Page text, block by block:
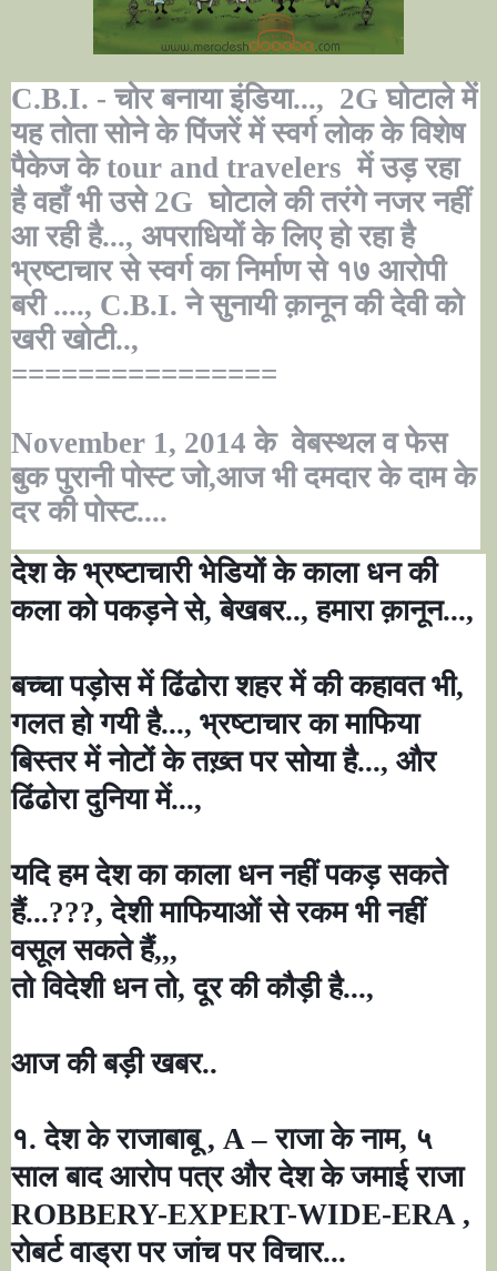
C.B.I. - चोर बनाया इंडिया..., 2G घोटाले में
यह तोता सोने के पिंजरें में स्वर्ग लोक के विशेष
पैकेज केtour and travelers में उड़ रहा
है वहाँ भी उसे 2G घोटाले की तरंगे नजर नहीं
आ रही है..., अपराधियों के लिए हो रहा है
भ्रष्टाचार से स्वर्ग का निर्माण से १७ आरोपी
बरी ...., C.B.I. नेसुनायी क़ानून की देवी को
खरी खोटी..,
================
November 1, 2014 के वेबस्थल व फेस
बुक पुरानी पोस्ट जो,आज भी दमदार के दाम के
दर की पोस्ट....
देश के भ्रष्टाचारी भेडियों के काला धन की
कला को पकड़ने से,बेखबर..,हमारा क़ानून...,
बच्चा पड़ोस में ढिंढोरा शहर में की कहावत भी,
गलत हो गयी है..., भ्रष्टाचार का माफिया
बिस्तर में नोटों के तख़्त पर सोया है..., और
ढिंढोरा दुनिया में...,
यदि हम देश का काला धन नहीं पकड़ सकते
हैं...???,देशी माफियाओं से रकम भी नहीं
वसूल सकते हैं,,,
तो विदेशी धन तो,दूर की कौड़ी है...,
आज की बड़ी खबर..
१. देश के राजाबाबू, A –राजा के नाम, ५
साल बाद आरोप पत्र और देश के जमाई राजा
ROBBERY-EXPERT-WIDE-ERA ,
रोबर्ट वाड्रा पर जांच पर विचार...